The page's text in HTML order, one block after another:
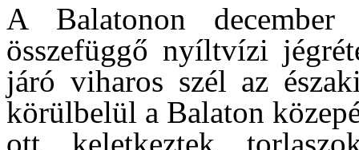
A Balatonon
összefüggő nyíltvízi
járó viharos szél az
körülbelül a Balaton
ott keletkeztek